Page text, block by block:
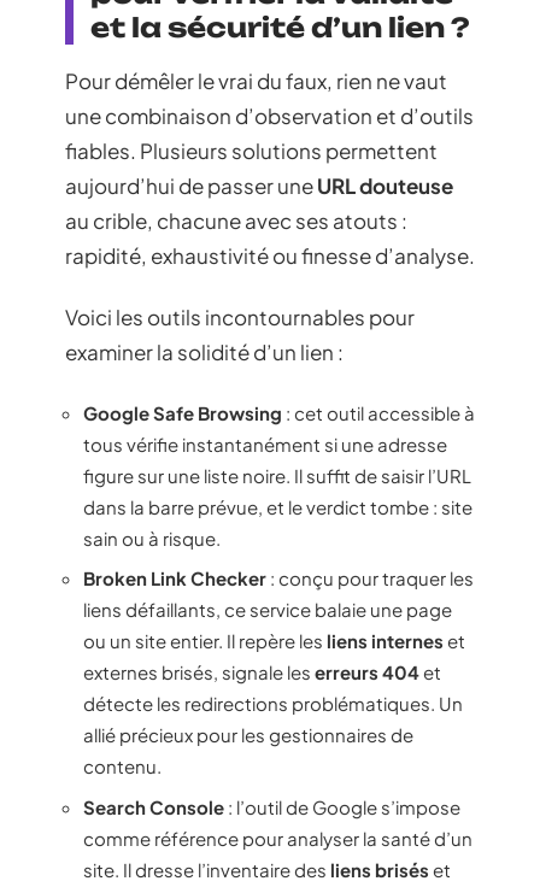
et la sécurité d’un lien ?
Pour démêler le vrai du faux, rien ne vaut
une combinaison d’observation et d’outils
fiables. Plusieurs solutions permettent
aujourd’hui de passer uneURL douteuse
au crible, chacune avec ses atouts :
rapidité, exhaustivité ou finesse d’analyse.
Voici les outils incontournables pour
examiner la solidité d’un lien :
Google Safe Browsing : cet outil accessible à
tous vérifie instantanément si une adresse
figure sur une liste noire. Il suffit de saisir l’URL
dans la barre prévue, et le verdict tombe : site
sain ou à risque.
Broken Link Checker : conçu pour traquer les
liens défaillants, ce service balaie une page
ou un site entier. Il repère les liens internes et
externes brisés, signale les erreurs 404et
détecte les redirections problématiques. Un
allié précieux pour les gestionnaires de
contenu.
Search Console : l’outil de Google s’impose
comme référence pour analyser la santé d’un
site. Il dresse l’inventaire des liens brisés et